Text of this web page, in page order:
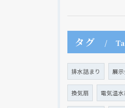
タグ
排水詰まり 展
換気扇 電気温水